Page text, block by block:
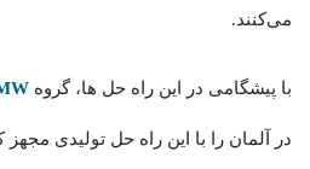
می‌کنند.
با پیشگامی در این راه حل ها، گروه
در آلمان را با این راه حل تولیدی